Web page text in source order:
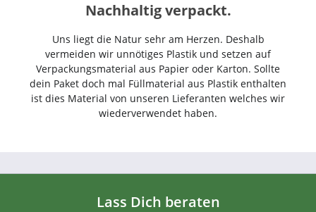
Nachhaltig verpackt.
Uns liegt die Natur sehr am Herzen. Deshalb
vermeiden wir unnötiges Plastik und setzen auf
Verpackungsmaterial aus Papier oder Karton. Sollte
dein Paket doch mal Füllmaterial aus Plastik enthalten
ist dies Material von unseren Lieferanten welches wir
wiederverwendet haben.
Lass Dich beraten